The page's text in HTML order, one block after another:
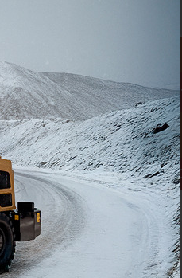
на обработкуперсональных данных